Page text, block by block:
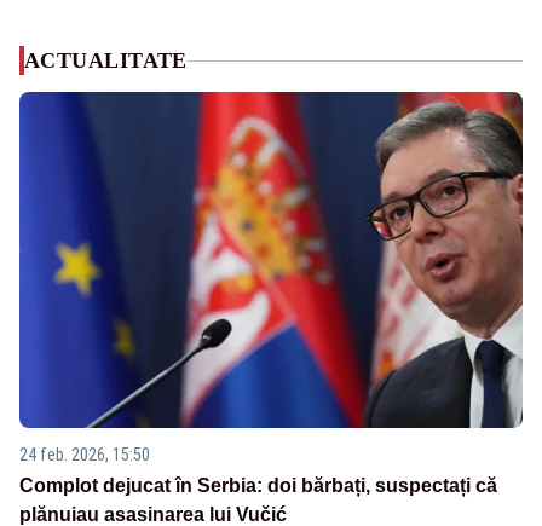
ACTUALITATE
24 feb. 2026, 15:50
Complot dejucat în Serbia: doi bărbați, suspectați că
plănuiau asasinarea lui Vučić